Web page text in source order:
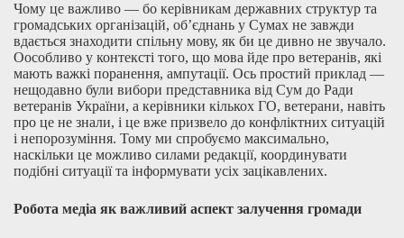
Чому це важливо — бо керівникам державних структур та
громадських організацій, об’єднань у Сумах не завжди
вдається знаходити спільну мову, як би це дивно не звучало.
Оособливо у контексті того, що мова йде про ветеранів, які
мають важкі поранення, ампутації. Ось простий приклад —
нещодавно були вибори представника від Сум до Ради
ветеранів України, а керівники кількох ГО, ветерани, навіть
про це не знали, і це вже призвело до конфліктних ситуацій
і непорозуміння. Тому ми спробуємо максимально,
наскільки це можливо силами редакції, координувати
подібні ситуації та інформувати усіх зацікавлених.
Робота медіа як важливий аспект залучення громади